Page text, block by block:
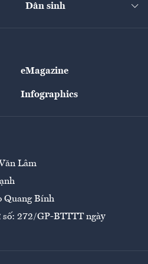
Nông sản
Giải trí
Dân sinh
eMagazine
Infographics
Lâm
Quang Bính
272/GP-BTTTT ngày